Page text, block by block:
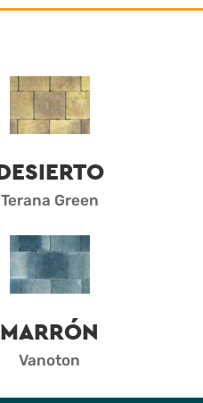
DESIERTO
Terana Green
MARRÓN
Vanoton